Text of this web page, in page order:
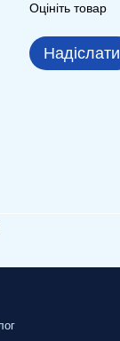
Оцініть товар
Надіслати